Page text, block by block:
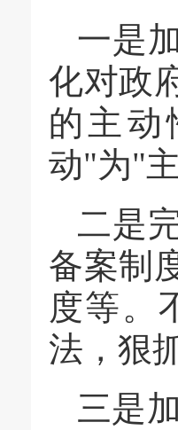
一是
化对政
的主动
动"为"主
二是
备案制
度等。
法，狠
三是